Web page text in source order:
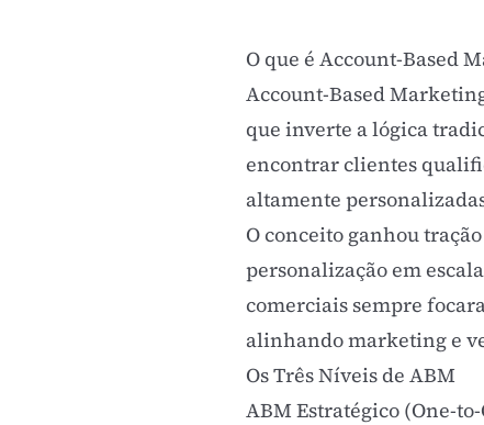
O que é Account-Based
Account-Based
que inverte a lógica
encontrar clientes
altamente
O conceito ganhou
personalização em
comerciais sempre
alinhando marketing e
Os Três Níveis de ABM
ABM Estratégico (One-